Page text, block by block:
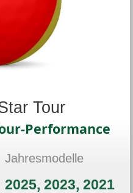
Tour
Performance
Jahresmodelle
2025, 2023, 2021